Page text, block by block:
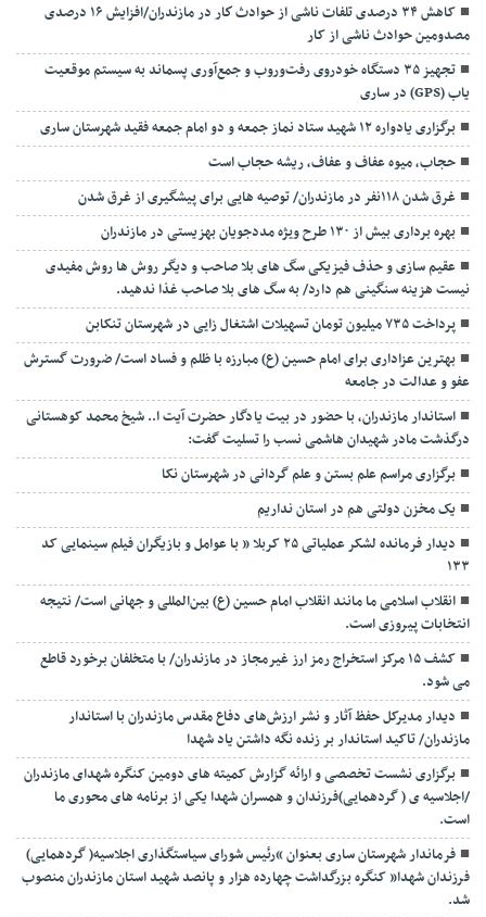
کاهش ۳۴ درصدی تلفات ناشی از حوادث كار در مازندران/افزایش ۱۶ درصدی
مصدومین حوادث ناشی از کار
تجهیز ۳۵ دستگاه خودروی رفت‌وروب و جمع‌آوری پسماند به سیستم موقعیت
یاب (GPS) در ساری
برگزاری یادواره ۱۲ شهید ستاد نماز جمعه و دو امام جمعه فقید شهرستان ساری
حجاب، میوه عفاف و عفاف، ریشه حجاب است
غرق شدن ۱۱۸نفر در مازندران/ توصيه هايی برای پيشگيری از غرق شدن
بهره برداری بیش از ۱۳۰ طرح ویژه مددجویان بهزیستی در مازندران
عقیم سازی و حذف فیزیکی سگ های بلا صاحب و دیگر روش ها روش مفیدی
نیست هزینه سنگینی هم دارد/ به سگ های بلا صاحب غذا ندهید.
پرداخت ۷۳۵ میلیون تومان تسهیلات اشتغال زایی در شهرستان تنکابن
بهترین عزاداری برای امام حسین (ع) مبارزه با ظلم و فساد است/ ضرورت گسترش
عفو و عدالت در جامعه
استاندار مازندران، با حضور در بیت یادگار حضرت آیت ا.. شیخ محمد کوهستانی
درگذشت مادر شهیدان هاشمی نسب را تسلیت گفت:
برگزاری مراسم علم بستن و علم گردانی در شهرستان نکا
یک مخزن دولتی هم در استان نداریم
دیدار فرمانده لشکر عملیاتی ۲۵ کربلا ” با عوامل و بازیگران فیلم سینمایی کد
۱۳۳
انقلاب اسلامی ما مانند انقلاب امام حسین (ع) بین‌المللی و جهانی است/ نتیجه
انتخابات پیروزی است.
کشف ۱۵ مرکز استخراج رمز ارز غیرمجاز در مازندران/ با متخلفان برخورد قاطع
می شود.
دیدار مدیرکل حفظ آثار و نشر ارزش‌های دفاع مقدس مازندران با استاندار
مازندران/ تاکید استاندار بر زنده نگه داشتن یاد شهدا
برگزاری نشست تخصصی و ارائه گزارش کمیته های دومین کنگره شهدای مازندران
/اجلاسیه ی ( گردهمایی)فرزندان و همسران شهدا یکی از برنامه های محوری ما
است.
فرماندار شهرستان ساری بعنوان “رئیس شورای سیاستگذاری اجلاسیه( گردهمایی)
فرزندان شهدا” کنگره بزرگداشت چهارده هزار و پانصد شهید استان مازندران منصوب
شد.